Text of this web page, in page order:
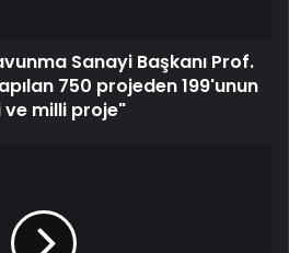
Sanayi Başkanı Prof.
750 projeden 199'unun
ve milli proje"